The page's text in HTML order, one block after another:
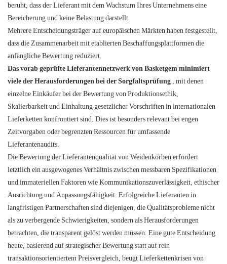
beruht, dass der Lieferant mit dem Wachstum Ihres Unternehmens eine
Bereicherung und keine Belastung darstellt.
Mehrere Entscheidungsträger auf europäischen Märkten haben festgestellt,
dass die Zusammenarbeit mit etablierten Beschaffungsplattformen die
anfängliche Bewertung reduziert.
Das vorab geprüfte Lieferantennetzwerk von Basketgem minimiert
viele der Herausforderungen bei der Sorgfaltsprüfung , mit denen
einzelne Einkäufer bei der Bewertung von Produktionsethik,
Skalierbarkeit und Einhaltung gesetzlicher Vorschriften in internationalen
Lieferketten konfrontiert sind. Dies ist besonders relevant bei engen
Zeitvorgaben oder begrenzten Ressourcen für umfassende
Lieferantenaudits.
Die Bewertung der Lieferantenqualität von Weidenkörben erfordert
letztlich ein ausgewogenes Verhältnis zwischen messbaren Spezifikationen
und immateriellen Faktoren wie Kommunikationszuverlässigkeit, ethischer
Ausrichtung und Anpassungsfähigkeit. Erfolgreiche Lieferanten in
langfristigen Partnerschaften sind diejenigen, die Qualitätsprobleme nicht
als zu verbergende Schwierigkeiten, sondern als Herausforderungen
betrachten, die transparent gelöst werden müssen. Eine gute Entscheidung
heute, basierend auf strategischer Bewertung statt auf rein
transaktionsorientiertem Preisvergleich, beugt Lieferkettenkrisen von